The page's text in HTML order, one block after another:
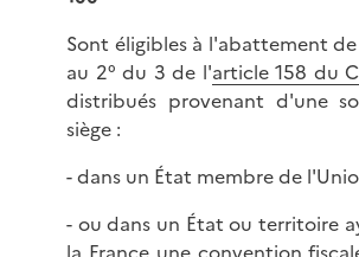
Sont éligibles à l'abattement
au 2° du 3 de l'article 158 du
distribués provenant d'une
siège :
- dans un État membre de
- ou dans un État ou territoire